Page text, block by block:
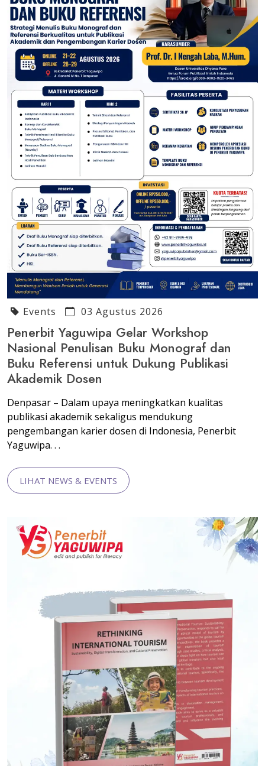
Events 03 Agustus 2026
Penerbit Yaguwipa Gelar Workshop
Nasional Penulisan Buku Monograf dan
Buku Referensi untuk Dukung Publikasi
Akademik Dosen
Denpasar – Dalam upaya meningkatkan kualitas
publikasi akademik sekaligus mendukung
pengembangan karier dosen di Indonesia, Penerbit
Yaguwipa. . .
LIHAT NEWS & EVENTS